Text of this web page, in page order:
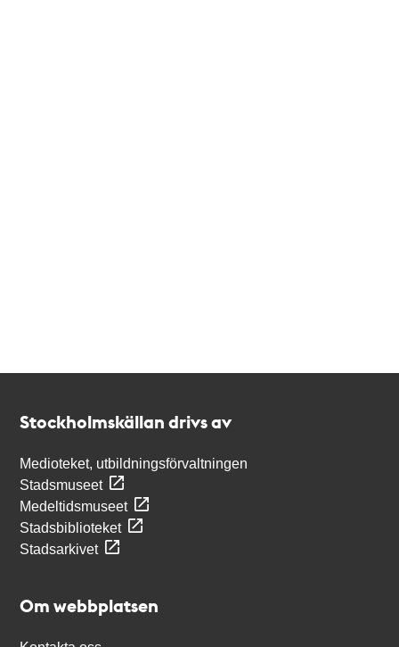
Stockholmskällan drivs av
Medioteket, utbildningsförvaltningen
Stadsmuseet
Medeltidsmuseet
Stadsbiblioteket
Stadsarkivet
Om webbplatsen